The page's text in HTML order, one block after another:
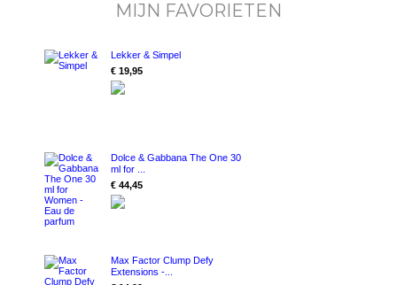
MIJN FAVORIETEN
Lekker & Simpel
€ 19,95
Dolce & Gabbana The One 30
ml for ...
€ 44,45
Max Factor Clump Defy
Extensions -...